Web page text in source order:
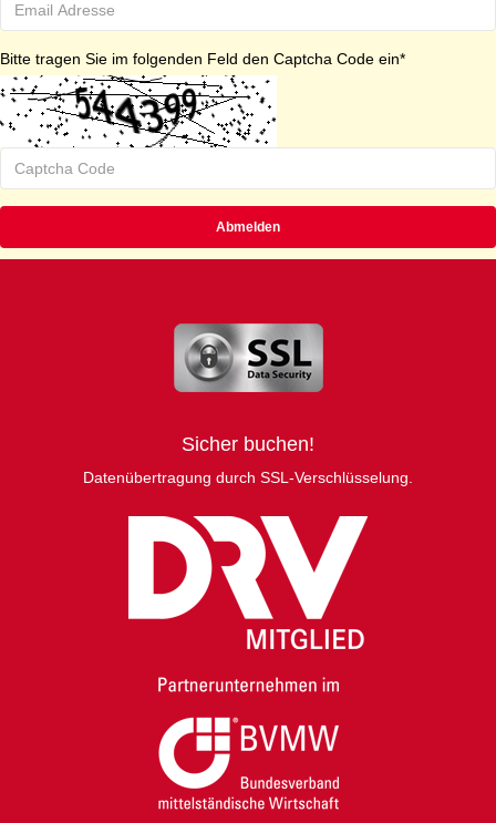
Bitte tragen Sie im folgenden Feld den Captcha Code ein*
Sicher buchen!
Datenübertragung durch SSL-Verschlüsselung.